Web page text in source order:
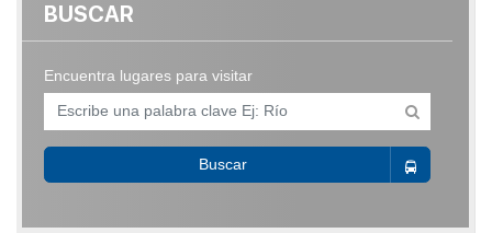
BUSCAR
Encuentra lugares para visitar
Buscar